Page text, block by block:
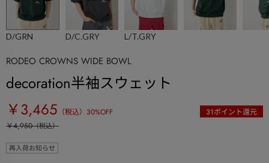
D/GRN D/C.GRY L/T.GRY
RODEO CROWNS WIDE BOWL
decoration半袖スウェット
￥3,465 （税込） 30%OFF 31ポイント還元
￥4,950（税込）
再入荷お知らせ